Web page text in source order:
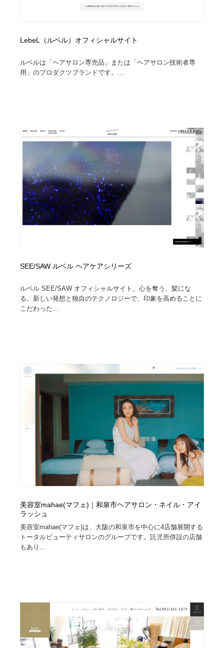
LebeL（ルベル）オフィシャルサイト
ルベルは「ヘアサロン専売品」または「ヘアサロン技術者専
用」のプロダクツブランドです。...
SEE/SAW ルベル ヘアケアシリーズ
ルベル SEE/SAW オフィシャルサイト。心を奪う、髪にな
る。新しい発想と独自のテクノロジーで、印象を高めることに
こだわった...
美容室mahae(マフェ)｜和泉市ヘアサロン・ネイル・アイ
ラッシュ
美容室mahae(マフェ)は、大阪の和泉市を中心に4店舗展開する
トータルビューティサロンのグループです。託児所併設の店舗
もあり...